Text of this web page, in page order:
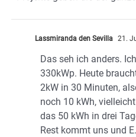
Lassmiranda den Sevilla 21.
Das seh ich anders.
330kWp. Heute
2kW in 30 Minuten,
noch 10 kWh,
das 50 kWh in drei
Rest kommt uns und